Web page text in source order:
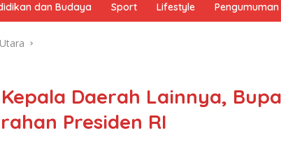
dan Budaya Sport Lifestyle Pengumuman
Daerah Lainnya,
Presiden RI